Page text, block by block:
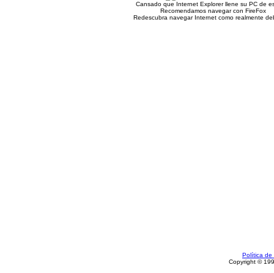
Cansado que Internet Explorer llene su PC de
Recomendamos navegar con FireFox
Redescubra navegar Internet como realmente
Política de
Copyright ©